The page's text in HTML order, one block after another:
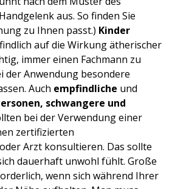
aus. So finden Sie
zu Ihnen passt.) Kinder
auf die Wirkung ätherischer
immer einen Fachmann zu
der Anwendung besondere
Auch empfindliche und
schwangere und
bei der Verwendung einer
zertifizierten
Arzt konsultieren. Das sollte
dauerhaft unwohl fühlt. Große
wenn sich während Ihrer